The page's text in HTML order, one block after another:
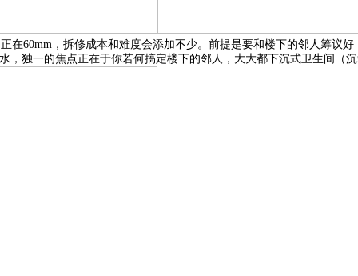
在60mm，拆修成本和难度会添加不少。前提是要和楼下的邻人筹议
，独一的焦点正在于你若何搞定楼下的邻人，大大都下沉式卫生间（